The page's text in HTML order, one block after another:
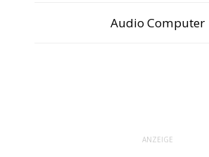
Audio Computer
ANZEIGE